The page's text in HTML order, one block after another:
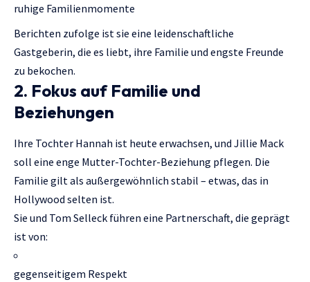
ruhige Familienmomente
Berichten zufolge ist sie eine leidenschaftliche
Gastgeberin, die es liebt, ihre Familie und engste Freunde
zu bekochen.
2. Fokus auf Familie und
Beziehungen
Ihre Tochter Hannah ist heute erwachsen, und Jillie Mack
soll eine enge Mutter-Tochter-Beziehung pflegen. Die
Familie gilt als außergewöhnlich stabil – etwas, das in
Hollywood selten ist.
Sie und Tom Selleck führen eine Partnerschaft, die geprägt
ist von:
gegenseitigem Respekt